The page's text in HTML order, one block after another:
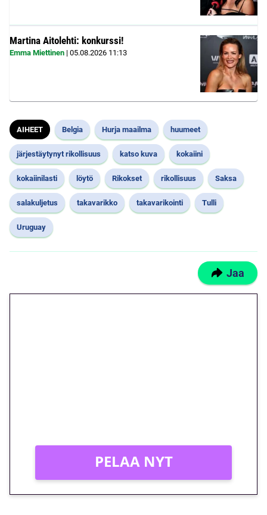
Martina Aitolehti: konkurssi!
Emma Miettinen | 05.08.2026 11:13
AIHEET Belgia Hurja maailma huumeet
järjestäytynyt rikollisuus katso kuva kokaiini
kokaiinilasti löytö Rikokset rikollisuus Saksa
salakuljetus takavarikko takavarikointi Tulli
Uruguay
Jaa
PELAA NYT